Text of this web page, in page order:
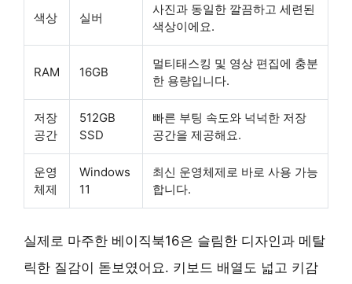
색상 실버
사진과 동일한 깔끔하고 세련된
색상이에요.
RAM 16GB
멀티태스킹 및 영상 편집에 충분
한 용량입니다.
저장
공간
512GB
SSD
빠른 부팅 속도와 넉넉한 저장
공간을 제공해요.
운영
체제
Windows
11
최신 운영체제로 바로 사용 가능
합니다.
실제로 마주한 베이직북16은 슬림한 디자인과 메탈
릭한 질감이 돋보였어요. 키보드 배열도 넓고 키감